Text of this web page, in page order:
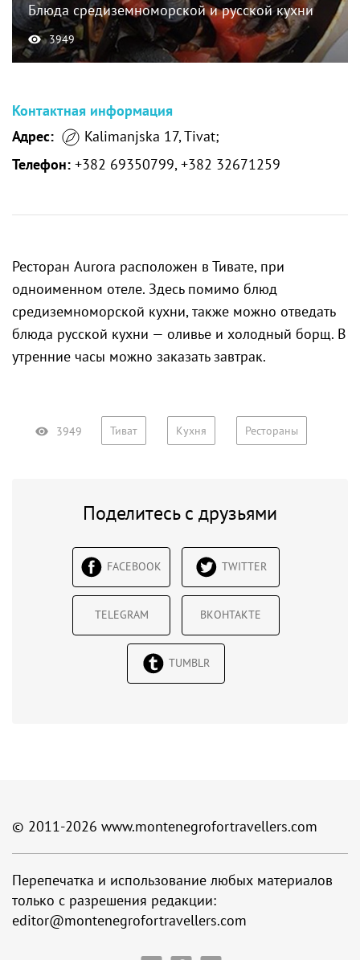
Блюда средиземноморской и русской кухни
3949
Контактная информация
Адрес:
Kalimanjska 17, Tivat;
Телефон: +382 69350799, +382 32671259
Ресторан Aurora расположен в Тивате, при
одноименном отеле. Здесь помимо блюд
средиземноморской кухни, также можно отведать
блюда русской кухни — оливье и холодный борщ. В
утренние часы можно заказать завтрак.
3949 Тиват Кухня Рестораны
Поделитесь с друзьями
FACEBOOK TWITTER
TELEGRAM ВКОНТАКТЕ
TUMBLR
© 2011-2026 www.montenegrofortravellers.com
Перепечатка и использование любых материалов
только с разрешения редакции:
editor@montenegrofortravellers.com